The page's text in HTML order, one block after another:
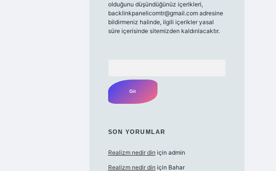
olduğunu düşündüğünüz içerikleri,
backlinkpanelicomtr@gmail.comadresine
bildirmeniz halinde, ilgili içerikler yasal
süre içerisinde sitemizden kaldırılacaktır.
SON YORUMLAR
Realizm nedir din için admin
Realizm nedir din için Bahar